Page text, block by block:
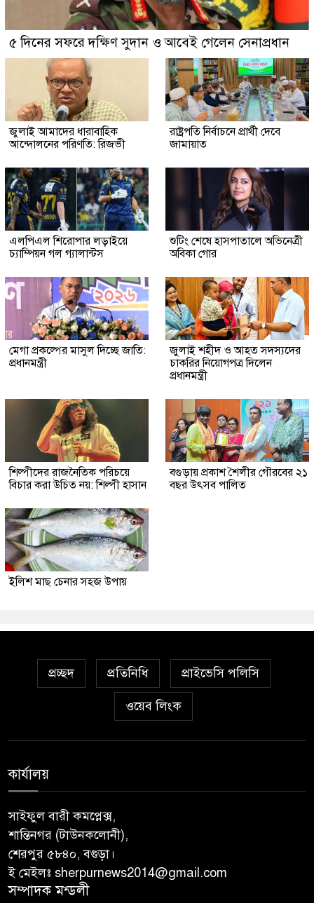
৫ দিনের সফরে দক্ষিণ সুদান ও আবেই গেলেন সেনাপ্রধান
জুলাই আমাদের ধারাবাহিক
আন্দোলনের পরিণতি: রিজভী
রাষ্ট্রপতি নির্বাচনে প্রার্থী দেবে
জামায়াত
এলপিএল শিরোপার লড়াইয়ে
চ্যাম্পিয়ন গল গ্যালান্টস
শুটিং শেষে হাসপাতালে অভিনেত্রী
অবিকা গোর
মেগা প্রকল্পের মাসুল দিচ্ছে জাতি:
প্রধানমন্ত্রী
জুলাই শহীদ ও আহত সদস্যদের
চাকরির নিয়োগপত্র দিলেন
প্রধানমন্ত্রী
শিল্পীদের রাজনৈতিক পরিচয়ে
বিচার করা উচিত নয়: শিল্পী হাসান
বগুড়ায় প্রকাশ শৈলীর গৌরবের ২১
বছর উৎসব পা‌লিত
ইলিশ মাছ চেনার সহজ উপায়
প্রচ্ছদ প্রতিনিধি প্রাইভেসি পলিসি
ওয়েব লিংক
কার্যালয়
সাইফুল বারী কমপ্লেক্স,
শান্তিনগর (টাউনকলোনী),
শেরপুর ৫৮৪০, বগুড়া।
ই মেইলঃ sherpurnews2014@gmail.com
সম্পাদক মন্ডলী